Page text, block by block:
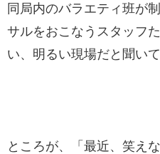
同局内のバラエティ班が
サルをおこなうスタッフ
い、明るい現場だと聞い
ところが、「最近、笑え